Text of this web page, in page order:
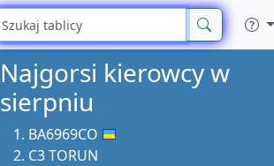
Najgorsi kierowcy w
sierpniu
BA6969CO
C3 TORUN